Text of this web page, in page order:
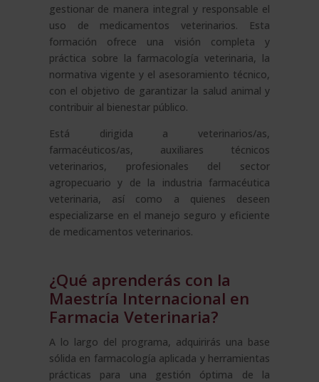
gestionar de manera integral y responsable el
uso de medicamentos veterinarios. Esta
formación ofrece una visión completa y
práctica sobre la farmacología veterinaria, la
normativa vigente y el asesoramiento técnico,
con el objetivo de garantizar la salud animal y
contribuir al bienestar público.
Está dirigida a veterinarios/as,
farmacéuticos/as, auxiliares técnicos
veterinarios, profesionales del sector
agropecuario y de la industria farmacéutica
veterinaria, así como a quienes deseen
especializarse en el manejo seguro y eficiente
de medicamentos veterinarios.
¿Qué aprenderás con la
Maestría Internacional en
Farmacia Veterinaria?
A lo largo del programa, adquirirás una base
sólida en farmacología aplicada y herramientas
prácticas para una gestión óptima de la